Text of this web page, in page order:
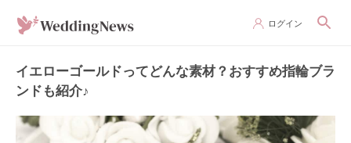
ログイン
イエローゴールドってどんな素材？おすすめ指輪ブラ
ンドも紹介♪